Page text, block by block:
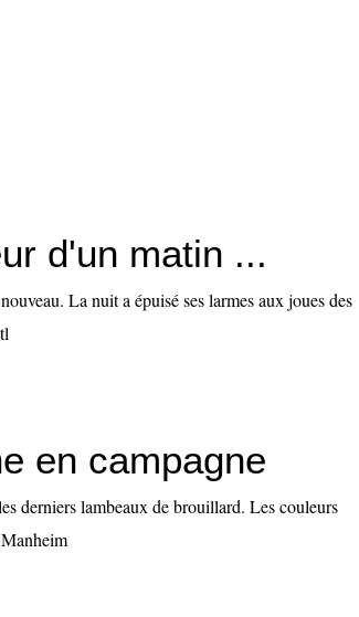
d'un matin ...
La nuit a épuisé ses larmes aux joues des
en campagne
derniers lambeaux de brouillard. Les couleurs